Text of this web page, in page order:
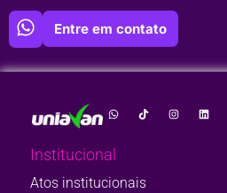
Entre em contato
Institucional
Atos institucionais